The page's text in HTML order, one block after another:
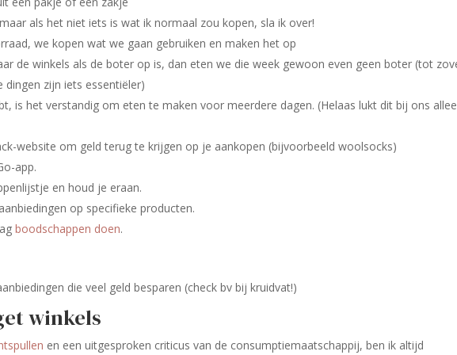
als het niet iets is wat ik normaal zou kopen, sla ik over!
we kopen wat we gaan gebruiken en maken het op
de winkels als de boter op is, dan eten we die week gewoon even geen boter (tot
zijn iets essentiëler)
is het verstandig om eten te maken voor meerdere dagen. (Helaas lukt dit bij ons
website om geld terug te krijgen op je aankopen (bijvoorbeeld woolsocks)
app.
en houd je eraan.
op specifieke producten.
boodschappen doen.
die veel geld besparen (check bv bij kruidvat!)
winkels
en een uitgesproken criticus van de consumptiemaatschappij, ben ik altijd